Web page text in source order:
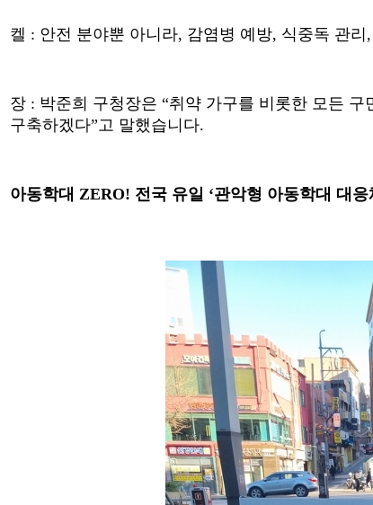
켈 : 안전 분야뿐 아니라, 감염병 예방, 식중독 관리 ,
장 : 박준희 구청장은 “취약 가구를 비롯한 모든 구
구축하겠다”고 말했습니다.
아동학대 ZERO! 전국 유일 ‘관악형 아동학대 대응